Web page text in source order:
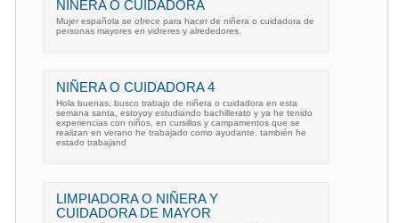
NIÑERA O CUIDADORA
Mujer española se ofrece para hacer de niñera o cuidadora de
personas mayores en vidreres y alrededores.
NIÑERA O CUIDADORA 4
Hola buenas, busco trabajo de niñera o cuidadora en esta
semana santa, estoyoy estudiando bachillerato y ya he tenido
experiencias con niños, en cursillos y campamentos que se
realizan en verano he trabajado como ayudante, también he
estado trabajand
LIMPIADORA O NIÑERA Y
CUIDADORA DE MAYOR